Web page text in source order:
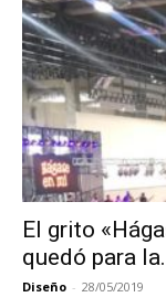
Toro
El grito
quedó para
Diseño - 28/05/2019